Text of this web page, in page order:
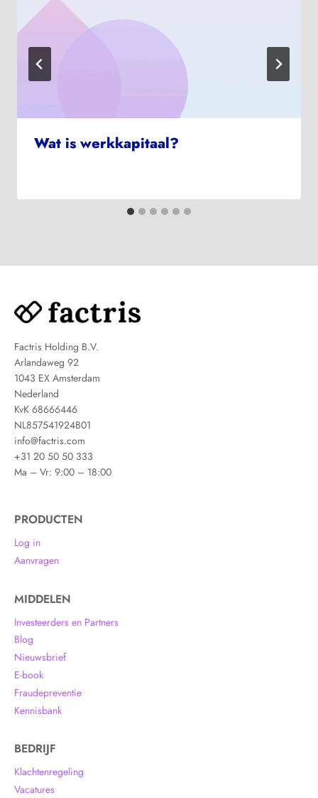
Wat is werkkapitaal?
Factris Holding B.V.
Arlandaweg 92
1043 EX Amsterdam
Nederland
KvK 68666446
NL857541924B01
info@factris.com
+31 20 50 50 333
Ma – Vr: 9:00 – 18:00
PRODUCTEN
Log in
Aanvragen
MIDDELEN
Investeerders en Partners
Blog
Nieuwsbrief
E-book
Fraudepreventie
Kennisbank
BEDRIJF
Klachtenregeling
Vacatures